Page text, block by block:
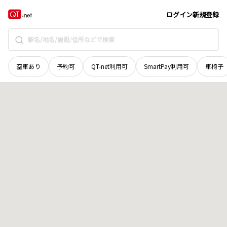
ログイン新規登録
空車あり 予約可 QT-net利用可 SmartPay利用可 車椅子
京都府